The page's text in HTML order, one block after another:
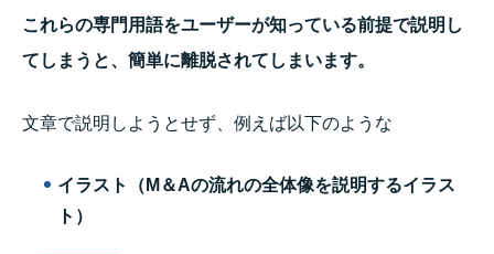
これらの専門用語をユーザーが知っている前提で説明し
てしまうと、簡単に離脱されてしまいます。
文章で説明しようとせず、例えば以下のような
イラスト（M＆Aの流れの全体像を説明するイラス
ト）